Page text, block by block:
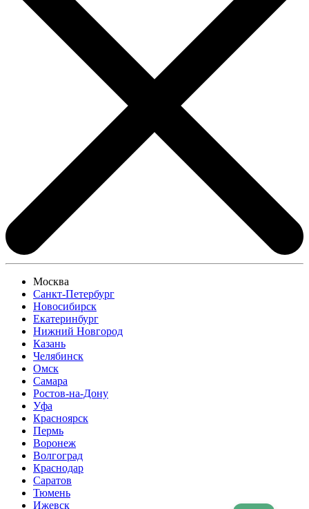
Москва
Санкт-Петербург
Новосибирск
Екатеринбург
Нижний Новгород
Казань
Челябинск
Омск
Самара
Ростов-на-Дону
Уфа
Красноярск
Пермь
Воронеж
Волгоград
Краснодар
Саратов
Тюмень
Ижевск